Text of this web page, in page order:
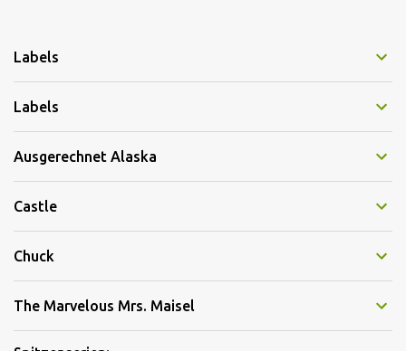
Labels
Labels
Ausgerechnet Alaska
Castle
Chuck
The Marvelous Mrs. Maisel